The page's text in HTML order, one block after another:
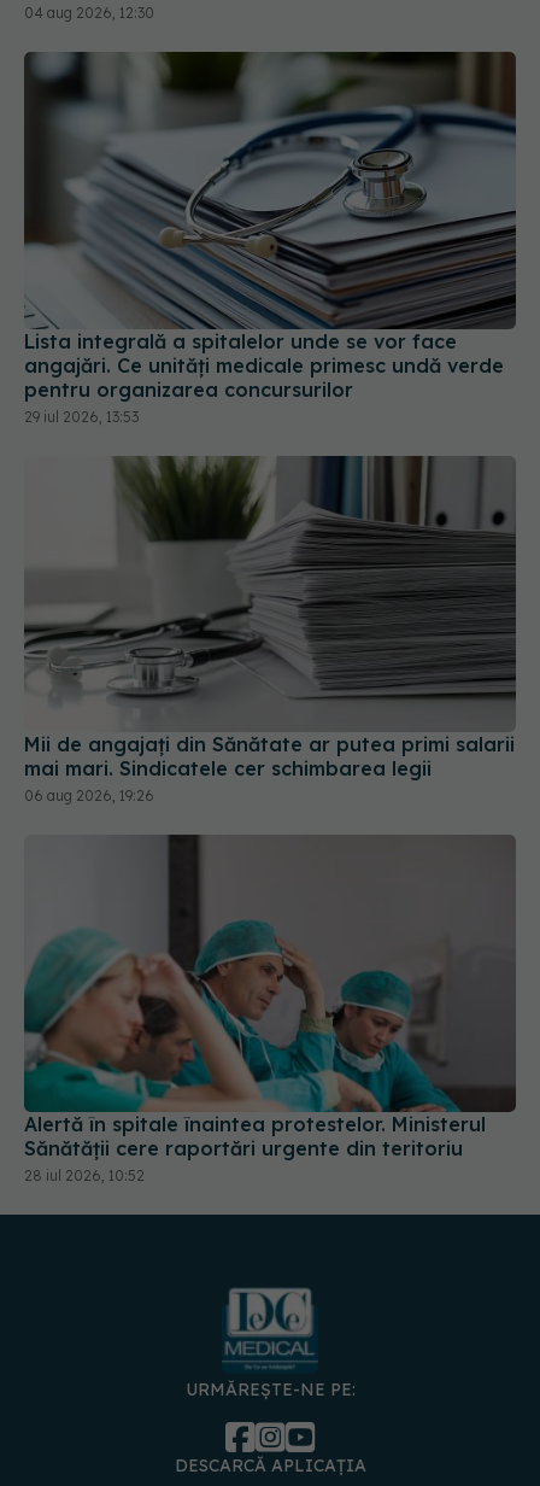
04 aug 2026, 12:30
Lista integrală a spitalelor unde se vor face
angajări. Ce unități medicale primesc undă verde
pentru organizarea concursurilor
29 iul 2026, 13:53
Mii de angajați din Sănătate ar putea primi salarii
mai mari. Sindicatele cer schimbarea legii
06 aug 2026, 19:26
Alertă în spitale înaintea protestelor. Ministerul
Sănătății cere raportări urgente din teritoriu
28 iul 2026, 10:52
URMĂREȘTE-NE PE:
DESCARCĂ APLICAȚIA